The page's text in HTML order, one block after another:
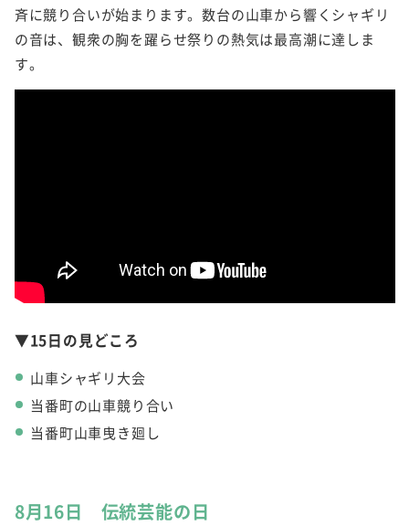
斉に競り合いが始まります。数台の山車から響くシャギリ
の音は、観衆の胸を躍らせ祭りの熱気は最高潮に達しま
す。
▼15日の見どころ
山車シャギリ大会
当番町の山車競り合い
当番町山車曳き廻し
8月16日 伝統芸能の日